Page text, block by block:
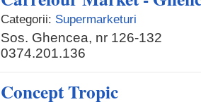
Categorii: Supermarketuri
Sos. Ghencea, nr 126-132
0374.201.136
Concept Tropic